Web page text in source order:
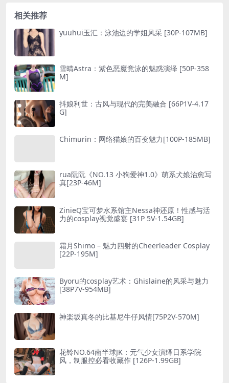
相关推荐
yuuhui玉汇：泳池边的学姐风采 [30P-107MB]
雪晴Astra：紫色恶魔竞泳的魅惑演绎 [50P-358
M]
抖娘利世：古风与现代的完美融合 [66P1V-4.17
G]
Chimurin：网络猫娘的百变魅力[100P-185MB]
rua阮阮《NO.13 小狗爱神1.0》萌系犬娘治愈写
真[23P-46M]
ZinieQ宝可梦水系馆主Nessa神还原！性感与活
力的cosplay视觉盛宴 [31P 5V-1.54GB]
霜月Shimo – 魅力四射的Cheerleader Cosplay
[22P-195M]
Byoru的cosplay艺术：Ghislaine的风采与魅力
[38P7V-954MB]
神楽坂真冬的比基尼牛仔风情[75P2V-570M]
花铃NO.64南半球JK：元气少女演绎日系学院
风，制服控必看收藏作 [126P-1.99GB]